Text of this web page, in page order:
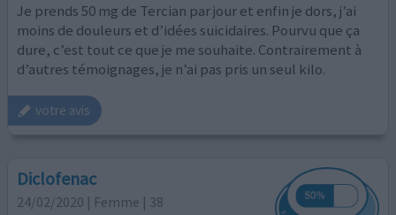
Je prends 50 mg de Tercian par jour et enfin je dors, j’ai
moins de douleurs et d’idées suicidaires. Pourvu que ça
dure, c’est tout ce que je me souhaite. Contrairement à
d’autres témoignages, je n’ai pas pris un seul kilo.
votre avis
Diclofenac
24/02/2020 | Femme | 38